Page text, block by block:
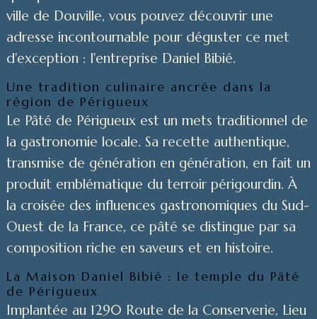
ville de Douville, vous pouvez découvrir une
adresse incontournable pour déguster ce met
d'exception : l'entreprise Daniel Bibié.
Une tradition culinaire ancrée dans la
région de Périgueux
Le Pâté de Périgueux est un mets traditionnel de
la gastronomie locale. Sa recette authentique,
transmise de génération en génération, en fait un
produit emblématique du terroir périgourdin. À
la croisée des influences gastronomiques du Sud-
Ouest de la France, ce pâté se distingue par sa
composition riche en saveurs et en histoire.
La Maison Daniel Bibié : le temple du Pâté
de Périgueux
Implantée au 1290 Route de la Conserverie, Lieu